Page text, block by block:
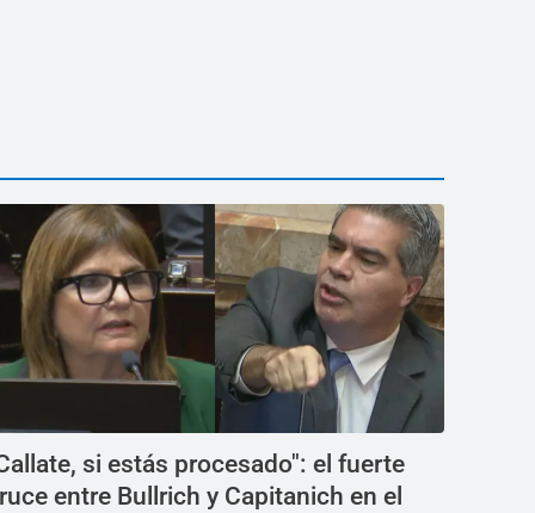
si estás procesado": el fuerte
entre Bullrich y Capitanich en el